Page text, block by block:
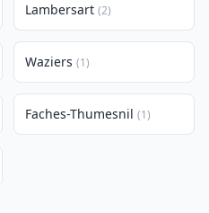
Lambersart (2)
Waziers (1)
Faches-Thumesnil (1)